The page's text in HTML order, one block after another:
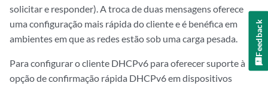
solicitar e responder). A troca de duas mensagens oferece
uma configuração mais rápida do cliente e é benéfica em
ambientes em que as redes estão sob uma carga pesada.
Para configurar o cliente DHCPv6 para oferecer suporte à
opção de confirmação rápida DHCPv6 em dispositivos
Feedback